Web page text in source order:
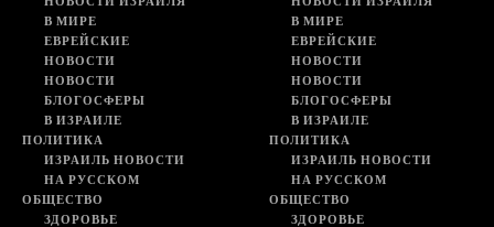
В МИРЕ
ЕВРЕЙСКИЕ
НОВОСТИ
НОВОСТИ
БЛОГОСФЕРЫ
В ИЗРАИЛЕ
ПОЛИТИКА
ИЗРАИЛЬ НОВОСТИ
НА РУССКОМ
ОБЩЕСТВО
ЗДОРОВЬЕ
В МИРЕ
ЕВРЕЙСКИЕ
НОВОСТИ
НОВОСТИ
БЛОГОСФЕРЫ
В ИЗРАИЛЕ
ПОЛИТИКА
ИЗРАИЛЬ НОВОСТИ
НА РУССКОМ
ОБЩЕСТВО
ЗДОРОВЬЕ